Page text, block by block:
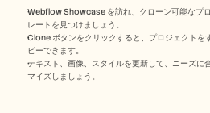
Webflow Showcase を訪れ、クローン可能なプ
レートを見つけましょう。
Clone ボタンをクリックすると、プロジェクトを
ピーできます。
テキスト、画像、スタイルを更新して、ニーズに
マイズしましょう。